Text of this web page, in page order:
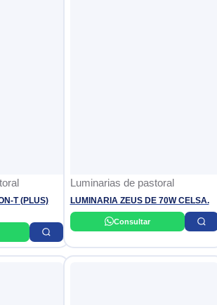
T (PLUS)
Luminarias de pastoral
LUMINARIA ZEUS DE 70W CELSA.
Consultar